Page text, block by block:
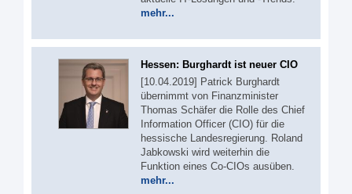
mehr...
Hessen: Burghardt ist neuer CIO
[10.04.2019] Patrick Burghardt
übernimmt von Finanzminister
Thomas Schäfer die Rolle des Chief
Information Officer (CIO) für die
hessische Landesregierung. Roland
Jabkowski wird weiterhin die
Funktion eines Co-CIOs ausüben.
mehr...